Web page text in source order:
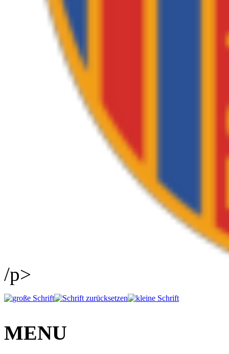
/p>
MENU